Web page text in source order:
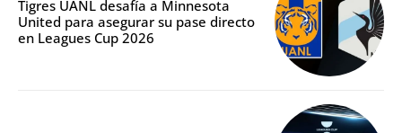
Tigres UANL desafía a Minnesota
United para asegurar su pase directo
en Leagues Cup 2026